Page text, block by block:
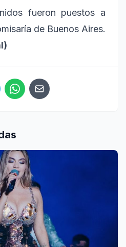
fueron puestos a
de Buenos Aires.